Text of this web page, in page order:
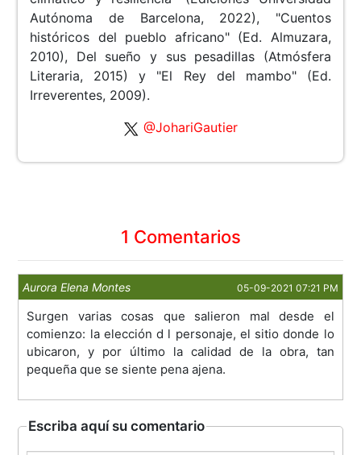
Autónoma de Barcelona, 2022), "Cuentos
históricos del pueblo africano" (Ed. Almuzara,
2010), Del sueño y sus pesadillas (Atmósfera
Literaria, 2015) y "El Rey del mambo" (Ed.
Irreverentes, 2009).
@JohariGautier
1 Comentarios
Aurora Elena Montes 05-09-2021 07:21 PM
Surgen varias cosas que salieron mal desde el
comienzo: la elección d l personaje, el sitio donde lo
ubicaron, y por último la calidad de la obra, tan
pequeña que se siente pena ajena.
Escriba aquí su comentario